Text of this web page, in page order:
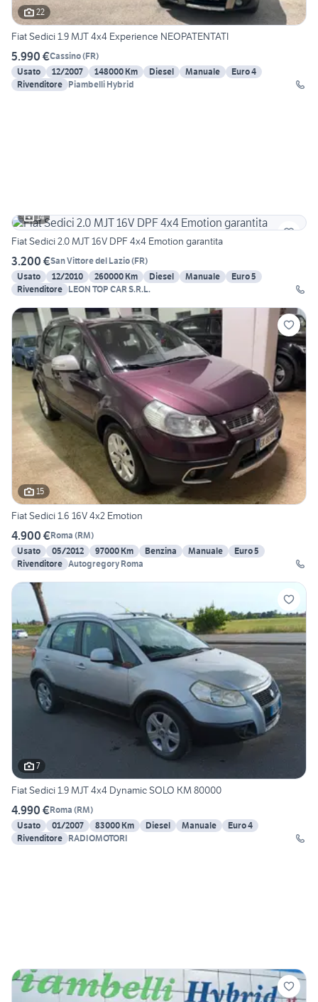
22
Fiat Sedici 1.9 MJT 4x4 Experience NEOPATENTATI
5.990 €Cassino(FR)
Usato
12/2007 148000 Km Diesel Manuale
Euro 4
Rivenditore Piambelli Hybrid
14
Fiat Sedici 2.0 MJT 16V DPF 4x4 Emotion garantita
3.200 €San Vittore del Lazio(FR)
Usato
12/2010 260000 Km Diesel Manuale
Euro 5
Rivenditore LEON TOP CAR S.R.L.
15
Fiat Sedici 1.6 16V 4x2 Emotion
4.900 €Roma (RM)
Usato
05/2012 97000 Km Benzina Manuale
Euro 5
Rivenditore Autogregory Roma
7
Fiat Sedici 1.9 MJT 4x4 Dynamic SOLO KM 80000
4.990 €Roma (RM)
Usato
01/2007 83000 Km Diesel Manuale
Euro 4
Rivenditore RADIOMOTORI